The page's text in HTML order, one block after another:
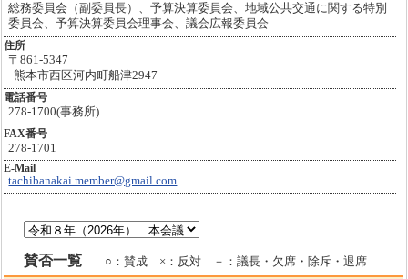
総務委員会（副委員長）、予算決算委員会、地域公共交通に関する特別
委員会、予算決算委員会理事会、議会広報委員会
住所
〒861-5347
熊本市西区河内町船津2947
電話番号
278-1700(事務所)
FAX番号
278-1701
E-Mail
tachibanakai.member@gmail.com
賛否一覧 ○：賛成 ×：反対 －：議長・欠席・除斥・退席